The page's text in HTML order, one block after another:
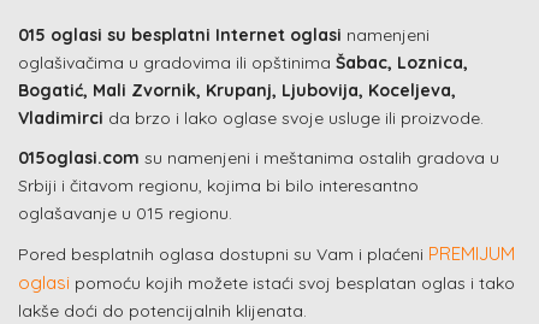
015 oglasi su besplatni Internet oglasi namenjeni
oglašivačima u gradovima ili opštinima Šabac, Loznica,
Bogatić, Mali Zvornik, Krupanj, Ljubovija, Koceljeva,
Vladimirci da brzo i lako oglase svoje usluge ili proizvode.
015oglasi.com su namenjeni i meštanima ostalih gradova u
Srbiji i čitavom regionu, kojima bi bilo interesantno
oglašavanje u 015 regionu.
Pored besplatnih oglasa dostupni su Vam i plaćeni PREMIJUM
oglasi pomoću kojih možete istaći svoj besplatan oglas i tako
lakše doći do potencijalnih klijenata.